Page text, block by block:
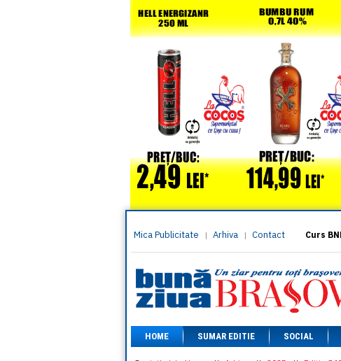
Mica Publicitate | Arhiva | Contact Curs
HOME SUMAR EDITIE SOCIAL